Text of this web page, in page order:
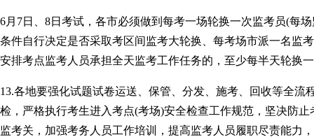
6月7日、8日考试，各市必须做到每考一场轮换一次监考员(每
条件自行决定是否采取考区间监考大轮换、每考场市派一名监
安排考点监考人员承担全天监考工作任务的，至少每半天轮换
13.各地要强化试题试卷运送、保管、分发、施考、回收等全
检，严格执行考生进入考点(考场)安全检查工作规范，坚决防
监考关，加强考务人员工作培训，提高监考人员履职尽责能力